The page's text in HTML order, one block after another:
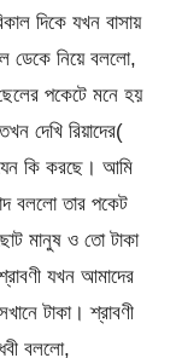
দিকে যখন বাসায়
ডেকে নিয়ে বললো,
পকেটে মনে হয়
দেখি রিয়াদের(
যেন কি করছে। আমি
বললো তার পকেট
মানুষ ও তো টাকা
যখন আমাদের
টাকা। শ্রাবণী
বললো,